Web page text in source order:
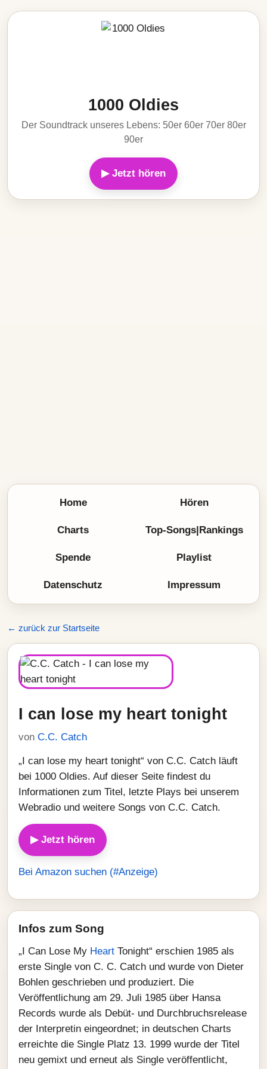
1000 Oldies
Der Soundtrack unseres Lebens: 50er 60er 70er 80er
90er
▶ Jetzt hören
Home Hören
Charts Top-Songs|Rankings
Spende Playlist
Datenschutz Impressum
← zurück zur Startseite
I can lose my heart tonight
von C.C. Catch
„I can lose my heart tonight“ von C.C. Catch läuft
bei 1000 Oldies. Auf dieser Seite findest du
Informationen zum Titel, letzte Plays bei unserem
Webradio und weitere Songs von C.C. Catch.
▶ Jetzt hören
Bei Amazon suchen (#Anzeige)
Infos zum Song
„I Can Lose My Heart Tonight“ erschien 1985 als
erste Single von C. C. Catch und wurde von Dieter
Bohlen geschrieben und produziert. Die
Veröffentlichung am 29. Juli 1985 über Hansa
Records wurde als Debüt- und Durchbruchsrelease
der Interpretin eingeordnet; in deutschen Charts
erreichte die Single Platz 13. 1999 wurde der Titel
neu gemixt und erneut als Single veröffentlicht,